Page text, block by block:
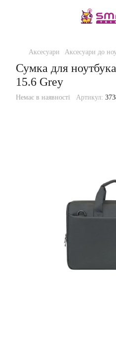
Аксесуари Аксесуари до
Сумка для
15.6 Grey
Немає в наявності Артикул: